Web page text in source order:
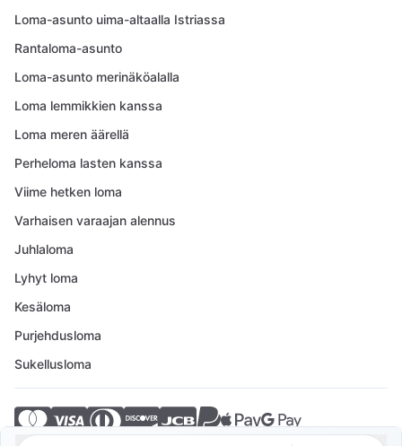
Loma-asunto uima-altaalla Istriassa
Rantaloma-asunto
Loma-asunto merinäköalalla
Loma lemmikkien kanssa
Loma meren äärellä
Perheloma lasten kanssa
Viime hetken loma
Varhaisen varaajan alennus
Juhlaloma
Lyhyt loma
Kesäloma
Purjehdusloma
Sukellusloma